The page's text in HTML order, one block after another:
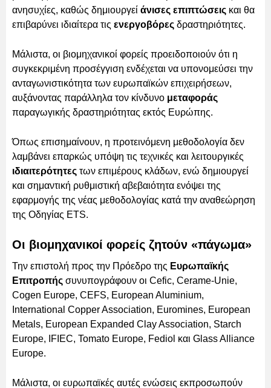
ανησυχίες, καθώς δημιουργεί άνισες επιπτώσεις και θα
επιβαρύνει ιδιαίτερα τις ενεργοβόρες δραστηριότητες.
Μάλιστα, οι βιομηχανικοί φορείς προειδοποιούν ότι η
συγκεκριμένη προσέγγιση ενδέχεται να υπονομεύσει την
ανταγωνιστικότητα των ευρωπαϊκών επιχειρήσεων,
αυξάνοντας παράλληλα τον κίνδυνο μεταφοράς
παραγωγικής δραστηριότητας εκτός Ευρώπης.
Όπως επισημαίνουν, η προτεινόμενη μεθοδολογία δεν
λαμβάνει επαρκώς υπόψη τις τεχνικές και λειτουργικές
ιδιαιτερότητες των επιμέρους κλάδων, ενώ δημιουργεί
και σημαντική ρυθμιστική αβεβαιότητα ενόψει της
εφαρμογής της νέας μεθοδολογίας κατά την αναθεώρηση
της Οδηγίας ETS.
Οι βιομηχανικοί φορείς ζητούν «πάγωμα»
Την επιστολή προς την Πρόεδρο της Ευρωπαϊκής
Επιτροπής συνυπογράφουν οι Cefic, Cerame-Unie,
Cogen Europe, CEFS, European Aluminium,
International Copper Association, Euromines, European
Metals, European Expanded Clay Association, Starch
Europe, IFIEC, Tomato Europe, Fediol και Glass Alliance
Europe.
Μάλιστα, οι ευρωπαϊκές αυτές ενώσεις εκπροσωπούν